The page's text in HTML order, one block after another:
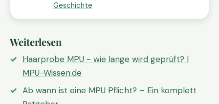
Geschichte
Weiterlesen
Haarprobe MPU - wie lange wird geprüft? |
MPU-Wissen.de
Ab wann ist eine MPU Pflicht? – Ein komplett